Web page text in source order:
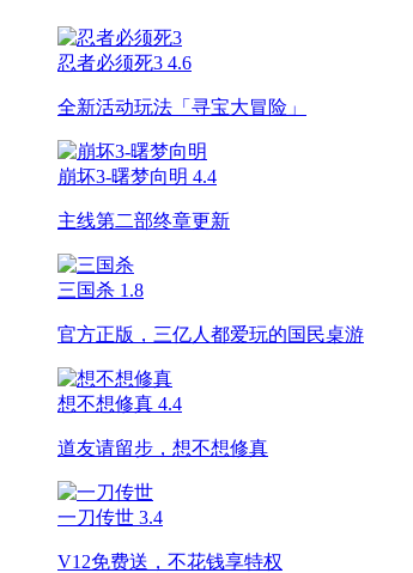
忍者必须死3 4.6
全新活动玩法「寻宝大冒险」
崩坏3-曙梦向明 4.4
主线第二部终章更新
三国杀 1.8
官方正版，三亿人都爱玩的国民桌游
想不想修真 4.4
道友请留步，想不想修真
一刀传世 3.4
V12免费送，不花钱享特权